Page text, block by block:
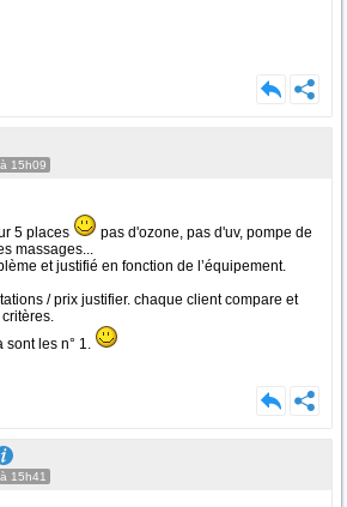
15h09
5 places
pas d'ozone, pas d'uv, pompe de
massages...
et justifié en fonction de l’équipement.
/ prix justifier. chaque client compare et
sont les n° 1.
15h41